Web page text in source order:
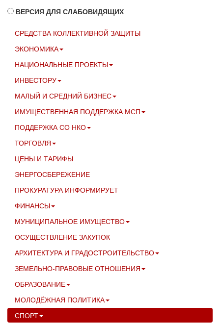
ВЕРСИЯ ДЛЯ СЛАБОВИДЯЩИХ
СРЕДСТВА КОЛЛЕКТИВНОЙ ЗАЩИТЫ
ЭКОНОМИКА
НАЦИОНАЛЬНЫЕ ПРОЕКТЫ
ИНВЕСТОРУ
МАЛЫЙ И СРЕДНИЙ БИЗНЕС
ИМУЩЕСТВЕННАЯ ПОДДЕРЖКА МСП
ПОДДЕРЖКА СО НКО
ТОРГОВЛЯ
ЦЕНЫ И ТАРИФЫ
ЭНЕРГОСБЕРЕЖЕНИЕ
ПРОКУРАТУРА ИНФОРМИРУЕТ
ФИНАНСЫ
МУНИЦИПАЛЬНОЕ ИМУЩЕСТВО
ОСУЩЕСТВЛЕНИЕ ЗАКУПОК
АРХИТЕКТУРА И ГРАДОСТРОИТЕЛЬСТВО
ЗЕМЕЛЬНО-ПРАВОВЫЕ ОТНОШЕНИЯ
ОБРАЗОВАНИЕ
МОЛОДЁЖНАЯ ПОЛИТИКА
СПОРТ